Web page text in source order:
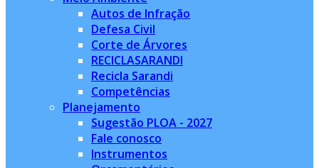
Autos de Infração
Defesa Civil
Corte de Árvores
RECICLASARANDI
Recicla Sarandi
Competências
Planejamento
Sugestão PLOA - 2027
Fale conosco
Instrumentos